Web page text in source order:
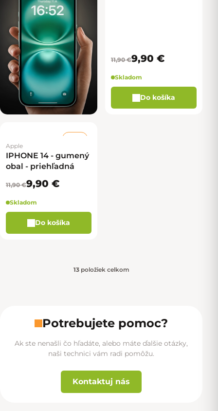
11,90 €9,90 €
Skladom
Do košíka
Apple
IPHONE 14 - gumený
obal - priehľadná
11,90 €9,90 €
Skladom
Do košíka
13položiek celkom
Potrebujete pomoc?
Ak ste nenašli čo hľadáte, alebo máte ďalšie otázky,
naši technici vám radi pomôžu.
Kontaktuj nás